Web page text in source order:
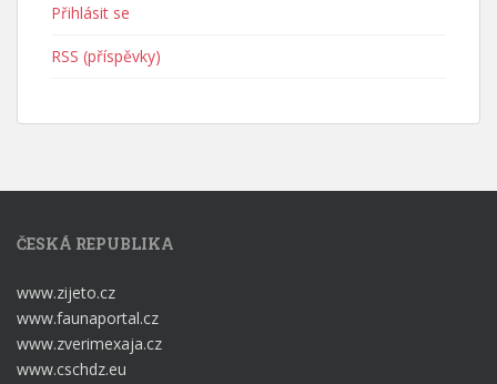
Přihlásit se
RSS (příspěvky)
ČESKÁ REPUBLIKA
www.zijeto.cz
www.faunaportal.cz
www.zverimexaja.cz
www.cschdz.eu